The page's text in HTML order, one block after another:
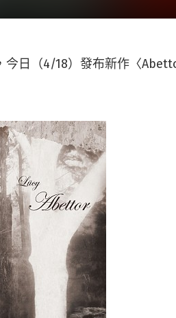
今日（4/18）發布新作〈